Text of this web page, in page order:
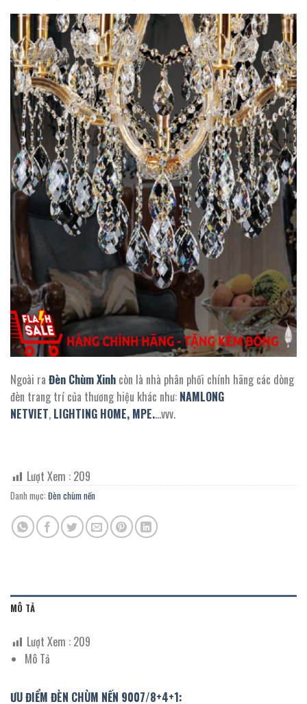
Ngoài ra Đèn Chùm Xinh còn là nhà phân phối chính hãng các dòng
đèn trang trí của thương hiệu khác như: NAMLONG
NETVIET, LIGHTING HOME, MPE.…vvv.
Lượt Xem : 209
Danh mục: Đèn chùm nến
MÔ TẢ
Lượt Xem : 209
Mô Tả
ƯU ĐIỂM ĐÈN CHÙM NẾN 9007/8+4+1: